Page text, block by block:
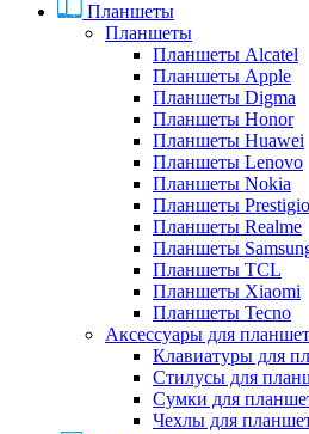
Планшеты
Планшеты
Планшеты Alcatel
Планшеты Apple
Планшеты Digma
Планшеты Honor
Планшеты Huawei
Планшеты Lenovo
Планшеты Nokia
Планшеты Prestigio
Планшеты Realme
Планшеты
Планшеты TCL
Планшеты Xiaomi
Планшеты Tecno
Аксессуары для
Клавиатуры для
Стилусы для
Сумки для
Чехлы для